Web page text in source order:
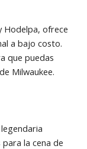
Hodelpa, ofrece
a bajo costo.
que puedas
Milwaukee.
la cena de